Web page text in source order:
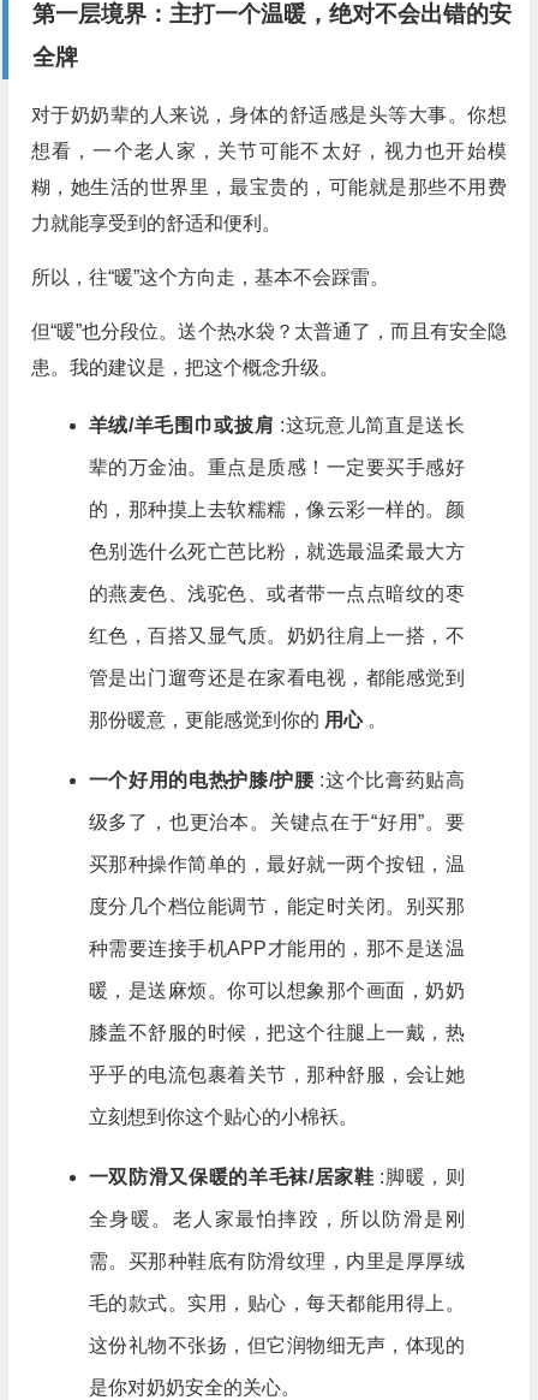
第一层境界：主打一个温暖，绝对不会出错的安
全牌
对于奶奶辈的人来说，身体的舒适感是头等大事。你想
想看，一个老人家，关节可能不太好，视力也开始模
糊，她生活的世界里，最宝贵的，可能就是那些不用费
力就能享受到的舒适和便利。
所以，往“暖”这个方向走，基本不会踩雷。
但“暖”也分段位。送个热水袋？太普通了，而且有安全隐
患。我的建议是，把这个概念升级。
羊绒/羊毛围巾或披肩 :这玩意儿简直是送长
辈的万金油。重点是质感！一定要买手感好
的，那种摸上去软糯糯，像云彩一样的。颜
色别选什么死亡芭比粉，就选最温柔最大方
的燕麦色、浅驼色、或者带一点点暗纹的枣
红色，百搭又显气质。奶奶往肩上一搭，不
管是出门遛弯还是在家看电视，都能感觉到
那份暖意，更能感觉到你的 用心 。
一个好用的电热护膝/护腰 :这个比膏药贴高
级多了，也更治本。关键点在于“好用”。要
买那种操作简单的，最好就一两个按钮，温
度分几个档位能调节，能定时关闭。别买那
种需要连接手机APP才能用的，那不是送温
暖，是送麻烦。你可以想象那个画面，奶奶
膝盖不舒服的时候，把这个往腿上一戴，热
乎乎的电流包裹着关节，那种舒服，会让她
立刻想到你这个贴心的小棉袄。
一双防滑又保暖的羊毛袜/居家鞋 :脚暖，则
全身暖。老人家最怕摔跤，所以防滑是刚
需。买那种鞋底有防滑纹理，内里是厚厚绒
毛的款式。实用，贴心，每天都能用得上。
这份礼物不张扬，但它润物细无声，体现的
是你对奶奶安全的关心。